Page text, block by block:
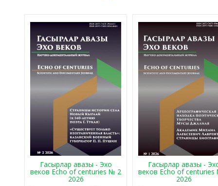
Гасырлар авазы - Эхо
веков Echo of centuries № 2
2026
Гасырлар авазы -
веков Echo of
2026